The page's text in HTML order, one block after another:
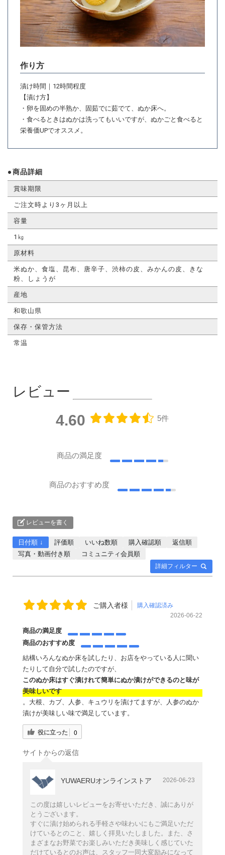
作り方
漬け時間｜12時間程度
【漬け方】
・卵を固めの半熟か、固茹でに茹でて、ぬか床へ。
・食べるときはぬかは洗ってもいいですが、ぬかごと食べると
栄養価UPでオススメ。
商品詳細
賞味期限
ご注文時より3ヶ月以上
容量
1㎏
原材料
米ぬか、食塩、昆布、唐辛子、渋柿の皮、みかんの皮、きな
粉、しょうが
産地
和歌山県
保存・保管方法
常温
レビュー
4.60 5件
商品の満足度
商品のおすすめ度
レビューを書く
詳細フィルター
日付順 ↓ 評価順 いいね数順 購入確認順
返信順
写真・動画付き順
コミュニティ会員順
ご購入者様
購入確認済み
2026-06-22
商品の満足度
商品のおすすめ度
結構いろんなぬか床を試したり、お店をやっている人に聞い
たりして自分で試したのですが、
このぬか床はすぐ漬けれて簡単にぬか漬けができるのと味が
美味しいです
。大根、カブ、人参、キュウリを漬けてますが、人参のぬか
漬けが美味しい味で満足しています。
役に立った 0
サイトからの返信
YUWAERUオンラインストア 2026-06-23
この度は嬉しいレビューをお寄せいただき、誠にありが
とうございます。
すぐに漬け始められる手軽さや味わいにもご満足いただ
けているとのこと、嬉しく拝見いたしました。また、さ
まざまなお野菜でお楽しみいただき美味しく感じていた
だけているとのお声は、スタッフ一同大変励みになって